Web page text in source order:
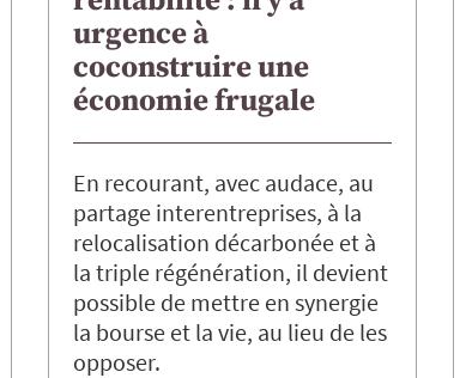
urgence à
coconstruire une
économie frugale
En recourant, avec audace, au
partage interentreprises, à la
relocalisation décarbonée et à
la triple régénération, il devient
possible de mettre en synergie
la bourse et la vie, au lieu de les
opposer.